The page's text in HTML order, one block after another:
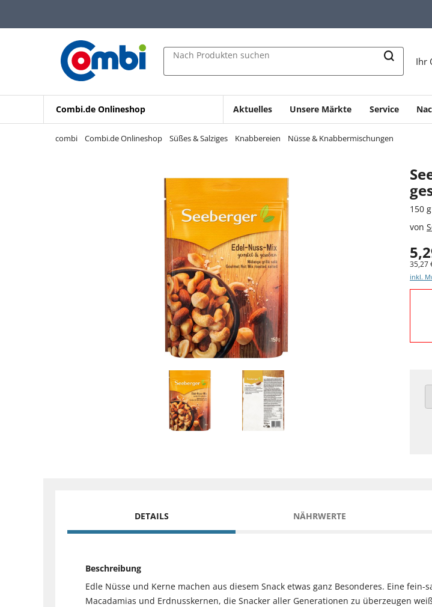
Zur Navigation springen
Zur Suche springen
Nach Produkten suchen
Ihr
Combi.de Onlineshop Aktuelles Unsere Märkte Service
combi Combi.de Onlineshop Süßes & Salziges Knabbereien Nüsse & Knabbermischungen
150 g
von
35,27
inkl.
DETAILS NÄHRWERTE
Beschreibung
Edle Nüsse und Kerne machen aus diesem Snack etwas ganz Besonderes. Eine
Macadamias und Erdnusskernen, die Snacker aller Generationen zu überzeugen